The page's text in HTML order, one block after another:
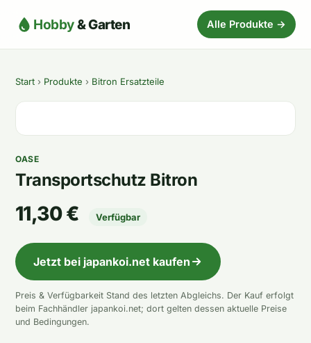
Hobby& Garten Alle Produkte →
Start › Produkte › Bitron Ersatzteile
OASE
Transportschutz Bitron
11,30 € Verfügbar
Jetzt bei japankoi.net kaufen
Preis & Verfügbarkeit Stand des letzten Abgleichs. Der Kauf erfolgt
beim Fachhändler japankoi.net; dort gelten dessen aktuelle Preise
und Bedingungen.